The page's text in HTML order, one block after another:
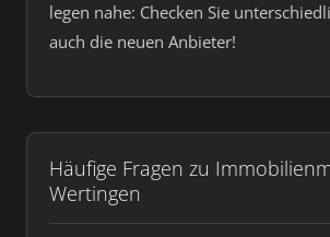
legen nahe: Checken Sie
auch die neuen Anbieter!
Häufige Fragen zu
Wertingen